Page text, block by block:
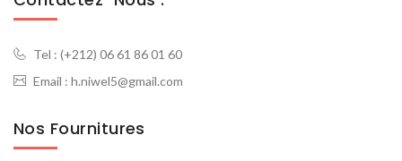
Tel : (+212) 06 61 86 01 60
Email : h.niwel5@gmail.com
Nos Fournitures